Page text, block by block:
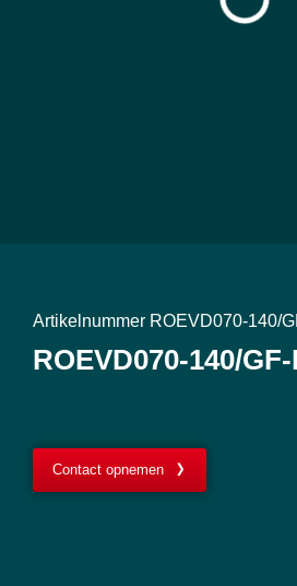
Artikelnummer ROEVD070-140/
ROEVD070-140/
Contact opnemen